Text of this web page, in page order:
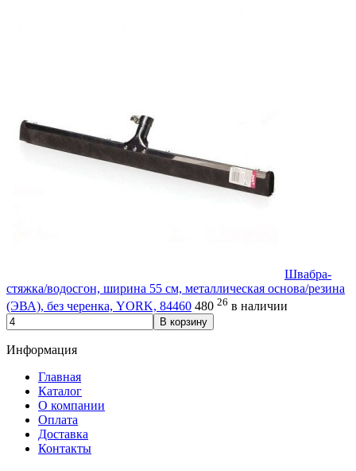
Швабра-
стяжка/водосгон, ширина 55 см, металлическая основа/резина
(ЭВА), без черенка, YORK, 84460 480 26 в наличии
В корзину
Информация
Главная
Каталог
О компании
Оплата
Доставка
Контакты